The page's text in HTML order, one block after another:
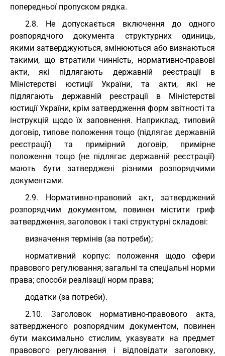
попередньої пропуском рядка.
2.8. Не допускається включення до одного
розпорядчого документа структурних одиниць,
якими затверджуються, змінюються або визнаються
такими, що втратили чинність, нормативно-правові
акти, які підлягають державній реєстрації в
Міністерстві юстиції України, та акти, які не
підлягають державній реєстрації в Міністерстві
юстиції України, крім затвердження форм звітності та
інструкцій щодо їх заповнення. Наприклад, типовий
договір, типове положення тощо (підлягає державній
реєстрації) та примірний договір, примірне
положення тощо (не підлягає державній реєстрації)
мають бути затверджені різними розпорядчими
документами.
2.9. Нормативно-правовий акт, затверджений
розпорядчим документом, повинен містити гриф
затвердження, заголовок і такі структурні складові:
визначення термінів (за потреби);
нормативний корпус: положення щодо сфери
правового регулювання; загальні та спеціальні норми
права; способи реалізації норм права;
додатки (за потреби).
2.10. Заголовок нормативно-правового акта,
затвердженого розпорядчим документом, повинен
бути максимально стислим, указувати на предмет
правового регулювання і відповідати заголовку,